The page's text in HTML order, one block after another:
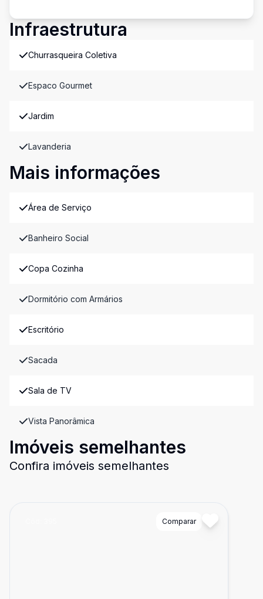
Infraestrutura
Churrasqueira Coletiva
Espaco Gourmet
Jardim
Lavanderia
Mais informações
Área de Serviço
Banheiro Social
Copa Cozinha
Dormitório com Armários
Escritório
Sacada
Sala de TV
Vista Panorâmica
Imóveis semelhantes
Confira imóveis semelhantes
Comparar